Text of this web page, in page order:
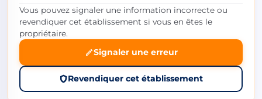
Vous pouvez signaler une information incorrecte ou
revendiquer cet établissement si vous en êtes le
propriétaire.
Signaler une erreur
Revendiquer cet établissement